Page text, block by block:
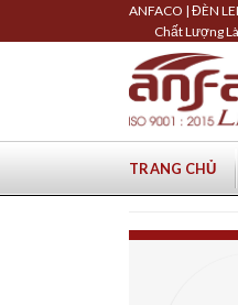
to
ANFACO | ĐÈN
Chất Lượng
TRANG CHỦ